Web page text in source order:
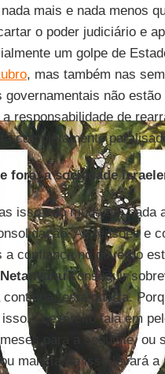
mais e nada menos
o poder judiciário e
um golpe de
, mas também nas
governamentais não
responsabilidade de
completamente
fora, a sociedade
isso não muda em nada
As tensões e
a confiança no governo
Netanyahu conseguir
esta guerra.
O exército fala em
para a seguinte, ou
mais tarde isso levará